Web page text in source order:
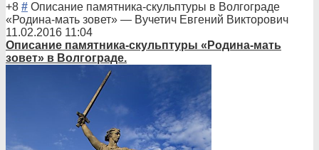
+8 # Описание памятника-скульптуры в Волгограде
«Родина-мать зовет» — Вучетич Евгений Викторович
11.02.2016 11:04
Описание памятника-скульптуры «Родина-мать
зовет» в Волгограде.